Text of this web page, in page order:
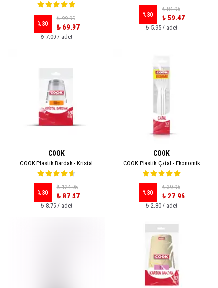
%30
₺ 99.95
₺ 69.97
₺ 7.00 / adet
%30
₺ 84.95
₺ 59.47
₺ 5.95 / adet
COOK
COOK Plastik Bardak - Kristal
%30
₺ 124.95
₺ 87.47
₺ 8.75 / adet
COOK
COOK Plastik Çatal - Ekonomik
%30
₺ 39.95
₺ 27.96
₺ 2.80 / adet